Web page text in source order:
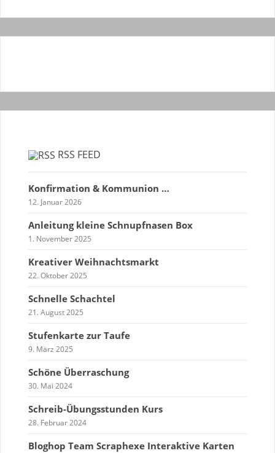
RSS FEED
Konfirmation & Kommunion …
12. Januar 2026
Anleitung kleine Schnupfnasen Box
1. November 2025
Kreativer Weihnachtsmarkt
22. Oktober 2025
Schnelle Schachtel
21. August 2025
Stufenkarte zur Taufe
9. März 2025
Schöne Überraschung
30. Mai 2024
Schreib-Übungsstunden Kurs
28. Februar 2024
Bloghop Team Scraphexe Interaktive Karten